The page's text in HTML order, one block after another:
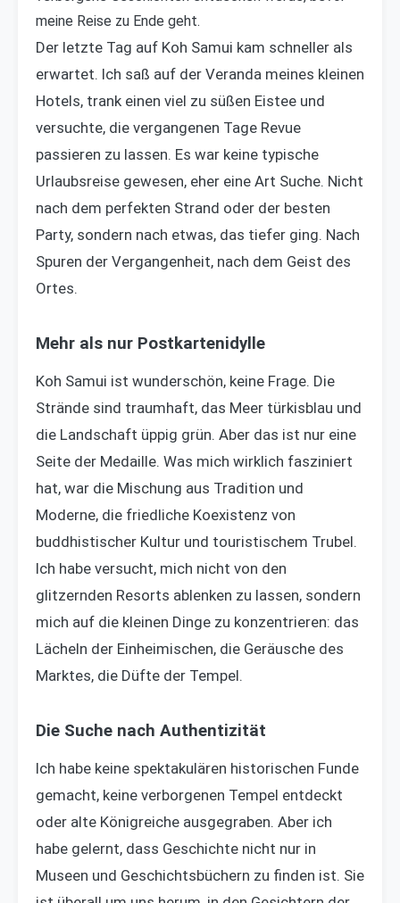
meine Reise zu Ende geht.
Der letzte Tag auf Koh Samui kam schneller als
erwartet. Ich saß auf der Veranda meines kleinen
Hotels, trank einen viel zu süßen Eistee und
versuchte, die vergangenen Tage Revue
passieren zu lassen. Es war keine typische
Urlaubsreise gewesen, eher eine Art Suche. Nicht
nach dem perfekten Strand oder der besten
Party, sondern nach etwas, das tiefer ging. Nach
Spuren der Vergangenheit, nach dem Geist des
Ortes.
Mehr als nur Postkartenidylle
Koh Samui ist wunderschön, keine Frage. Die
Strände sind traumhaft, das Meer türkisblau und
die Landschaft üppig grün. Aber das ist nur eine
Seite der Medaille. Was mich wirklich fasziniert
hat, war die Mischung aus Tradition und
Moderne, die friedliche Koexistenz von
buddhistischer Kultur und touristischem Trubel.
Ich habe versucht, mich nicht von den
glitzernden Resorts ablenken zu lassen, sondern
mich auf die kleinen Dinge zu konzentrieren: das
Lächeln der Einheimischen, die Geräusche des
Marktes, die Düfte der Tempel.
Die Suche nach Authentizität
Ich habe keine spektakulären historischen Funde
gemacht, keine verborgenen Tempel entdeckt
oder alte Königreiche ausgegraben. Aber ich
habe gelernt, dass Geschichte nicht nur in
Museen und Geschichtsbüchern zu finden ist. Sie